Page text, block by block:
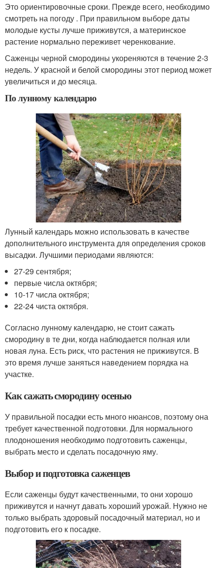
Это ориентировочные сроки. Прежде всего, необходимо
смотреть на погоду . При правильном выборе даты
молодые кусты лучше приживутся, а материнское
растение нормально переживет черенкование.
Саженцы черной смородины укореняются в течение 2-3
недель. У красной и белой смородины этот период может
увеличиться и до месяца.
По лунному календарю
Лунный календарь можно использовать в качестве
дополнительного инструмента для определения сроков
высадки. Лучшими периодами являются:
27-29 сентября;
первые числа октября;
10-17 числа октября;
22-24 чиста октября.
Согласно лунному календарю, не стоит сажать
смородину в те дни, когда наблюдается полная или
новая луна. Есть риск, что растения не приживутся. В
это время лучше заняться наведением порядка на
участке.
Как сажать смородину осенью
У правильной посадки есть много нюансов, поэтому она
требует качественной подготовки. Для нормального
плодоношения необходимо подготовить саженцы,
выбрать место и сделать посадочную яму.
Выбор и подготовка саженцев
Если саженцы будут качественными, то они хорошо
приживутся и начнут давать хороший урожай. Нужно не
только выбрать здоровый посадочный материал, но и
подготовить его к посадке.